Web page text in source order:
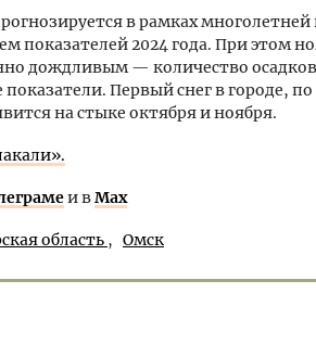
в рамках
показателей 2024 года. При этом
дождливым — количество
Первый снег в городе, по
на стыке октября и ноября.
и вMax
область Омск